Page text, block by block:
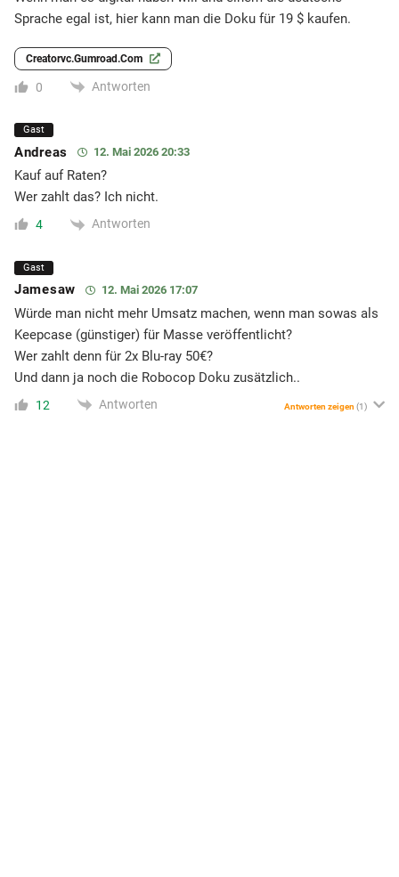
Sprache egal ist, hier kann man die Doku für 19 $ kaufen.
Creatorvc.gumroad.com
0 Antworten
Gast
Andreas 12. Mai 2026 20:33
Kauf auf Raten?
Wer zahlt das? Ich nicht.
4 Antworten
Gast
Jamesaw 12. Mai 2026 17:07
Würde man nicht mehr Umsatz machen, wenn man sowas als
Keepcase (günstiger) für Masse veröffentlicht?
Wer zahlt denn für 2x Blu-ray 50€?
Und dann ja noch die Robocop Doku zusätzlich..
12 Antworten Antworten zeigen (1)